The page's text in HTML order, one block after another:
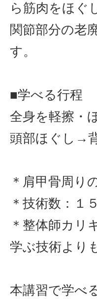
ら筋肉をほぐ
関節部分の老
す。
■学べる行程
全身を軽擦・
頭部ほぐし→
＊肩甲骨周り
＊技術数：１
＊整体師カリ
学ぶ技術より
本講習で学べ